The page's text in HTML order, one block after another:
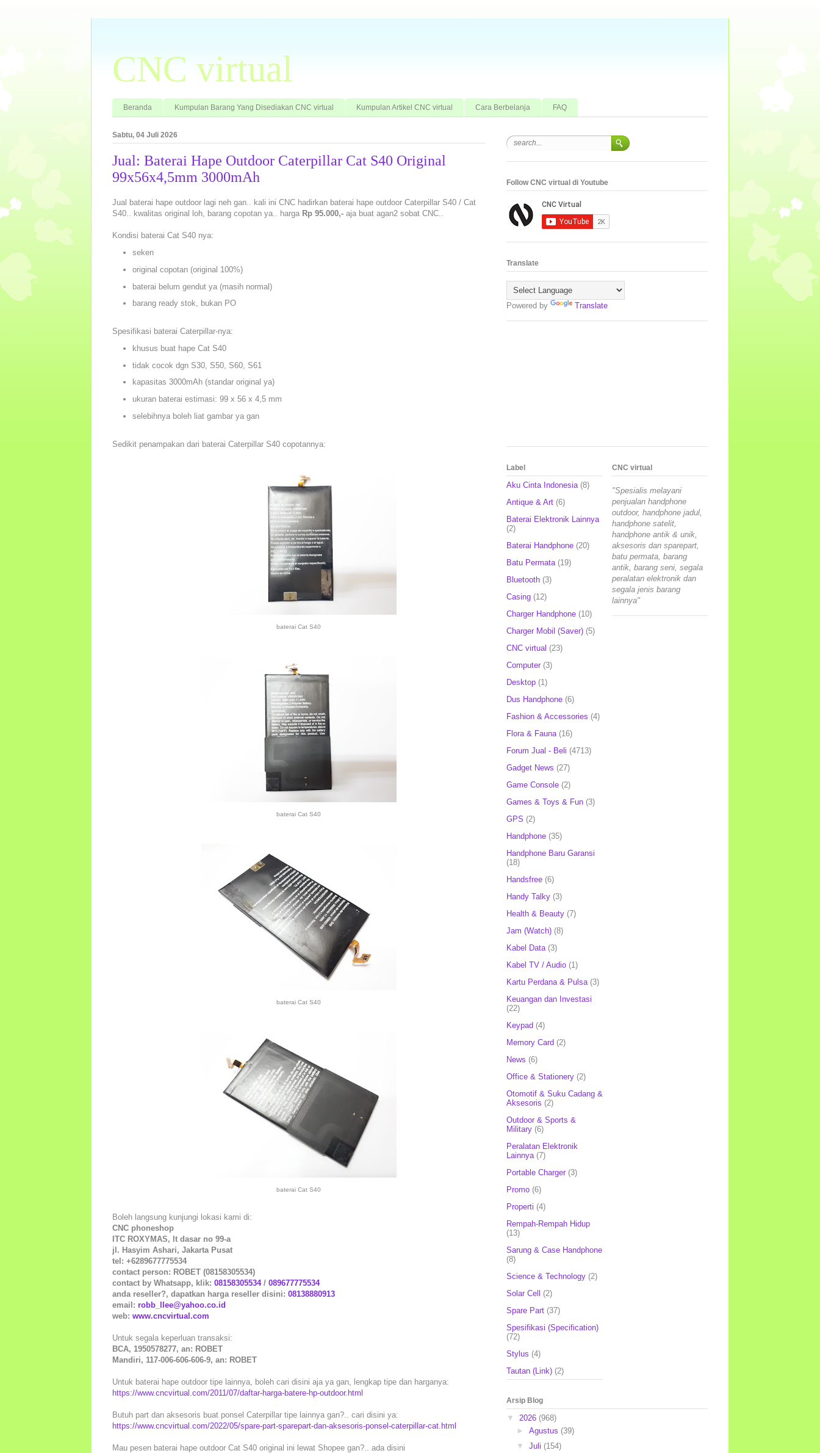
CNC virtual
Beranda Kumpulan Barang Yang Disediakan CNC virtual Kumpulan Artikel CNC virtual Cara Berbelanja FAQ
Sabtu, 04 Juli 2026
Jual: Baterai Hape Outdoor Caterpillar Cat S40 Original
99x56x4,5mm 3000mAh
Jual baterai hape outdoor lagi neh gan.. kali ini CNC hadirkan baterai hape outdoor Caterpillar S40 / Cat
S40.. kwalitas original loh, barang copotan ya.. harga Rp 95.000,- aja buat agan2 sobat CNC..
Kondisi baterai Cat S40 nya:
seken
original copotan (original 100%)
baterai belum gendut ya (masih normal)
barang ready stok, bukan PO
Spesifikasi baterai Caterpillar-nya:
khusus buat hape Cat S40
tidak cocok dgn S30, S50, S60, S61
kapasitas 3000mAh (standar original ya)
ukuran baterai estimasi: 99 x 56 x 4,5 mm
selebihnya boleh liat gambar ya gan
Sedikit penampakan dari baterai Caterpillar S40 copotannya:
baterai Cat S40
baterai Cat S40
baterai Cat S40
baterai Cat S40
Boleh langsung kunjungi lokasi kami di:
CNC phoneshop
ITC ROXYMAS, lt dasar no 99-a
jl. Hasyim Ashari, Jakarta Pusat
tel: +6289677775534
contact person: ROBET (08158305534)
contact by Whatsapp, klik: 08158305534/ 089677775534
anda reseller?, dapatkan harga reseller disini: 08138880913
email: robb_llee@yahoo.co.id
web: www.cncvirtual.com
Untuk segala keperluan transaksi:
BCA, 1950578277, an: ROBET
Mandiri, 117-006-606-606-9, an: ROBET
Untuk baterai hape outdoor tipe lainnya, boleh cari disini aja ya gan, lengkap tipe dan harganya:
https://www.cncvirtual.com/2011/07/daftar-harga-batere-hp-outdoor.html
Butuh part dan aksesoris buat ponsel Caterpillar tipe lainnya gan?.. cari disini ya:
https://www.cncvirtual.com/2022/05/spare-part-sparepart-dan-aksesoris-ponsel-caterpillar-cat.html
Mau pesen baterai hape outdoor Cat S40 original ini lewat Shopee gan?.. ada disini
Follow CNC virtual di Youtube
Translate
Powered by Translate
Label
Aku Cinta Indonesia (8)
Antique & Art (6)
Baterai Elektronik Lainnya
(2)
Baterai Handphone (20)
Batu Permata (19)
Bluetooth (3)
Casing (12)
Charger Handphone (10)
Charger Mobil (Saver) (5)
CNC virtual (23)
Computer (3)
Desktop (1)
Dus Handphone (6)
Fashion & Accessories (4)
Flora & Fauna (16)
Forum Jual - Beli (4713)
Gadget News (27)
Game Console (2)
Games & Toys & Fun (3)
GPS (2)
Handphone (35)
Handphone Baru Garansi
(18)
Handsfree (6)
Handy Talky (3)
Health & Beauty (7)
Jam (Watch) (8)
Kabel Data (3)
Kabel TV / Audio (1)
Kartu Perdana & Pulsa (3)
Keuangan dan Investasi
(22)
Keypad (4)
Memory Card (2)
News (6)
Office & Stationery (2)
Otomotif & Suku Cadang &
Aksesoris (2)
Outdoor & Sports &
Military (6)
Peralatan Elektronik
Lainnya (7)
Portable Charger (3)
Promo (6)
Properti (4)
Rempah-Rempah Hidup
(13)
Sarung & Case Handphone
(8)
Science & Technology (2)
Solar Cell (2)
Spare Part (37)
Spesifikasi (Specification)
(72)
Stylus (4)
Tautan (Link) (2)
CNC virtual
"Spesialis melayani
penjualan handphone
outdoor, handphone jadul,
handphone satelit,
handphone antik & unik,
aksesoris dan sparepart,
batu permata, barang
antik, barang seni, segala
peralatan elektronik dan
segala jenis barang
lainnya"
Arsip Blog
▼ 2026 (968)
► Agustus (39)
▼ Juli (154)